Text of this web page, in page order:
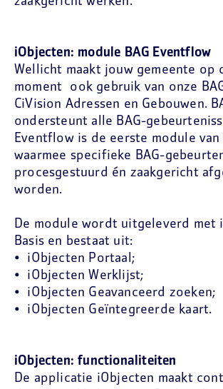
iObjecten: module BAG Eventflow
Wellicht maakt jouw gemeente op
moment ook gebruik van onze
CiVision Adressen en Gebouwen.
ondersteunt alle BAG-
Eventflow is de eerste module
waarmee specifieke BAG-
procesgestuurd én zaakgericht
worden.
De module wordt uitgeleverd met
Basis en bestaat uit:
⦁ iObjecten Portaal;
⦁ iObjecten Werklijst;
⦁ iObjecten Geavanceerd zoeken;
⦁ iObjecten Geïntegreerde kaart.
iObjecten: functionaliteiten
De applicatie iObjecten maakt